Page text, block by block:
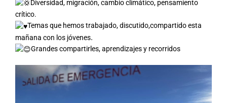
Diversidad, migración, cambio climático, pensamiento
crítico.
Temas que hemos trabajado, discutido,compartido esta
mañana con los jóvenes.
Grandes compartirles, aprendizajes y recorridos